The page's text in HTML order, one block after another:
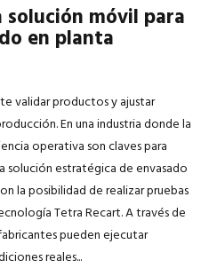
móvil para
en planta
validar productos y ajustar
En una industria donde la
operativa son claves para
solución estratégica de envasado
la posibilidad de realizar pruebas
Tetra Recart. A través de
pueden ejecutar
reales...